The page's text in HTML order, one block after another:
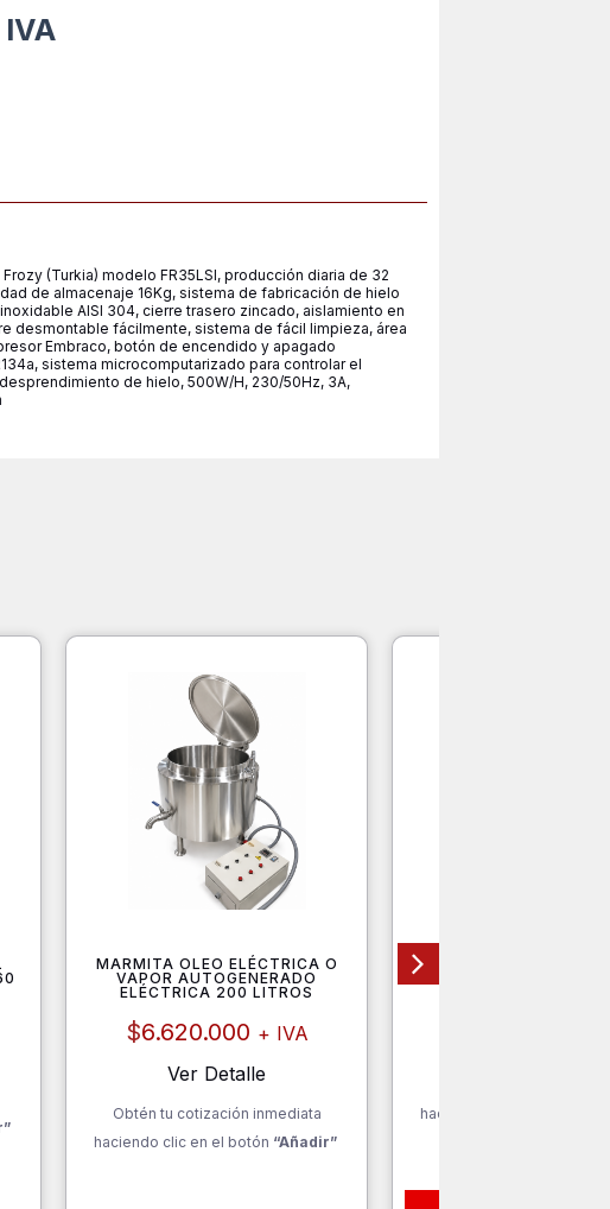
IVA
(Turkia) modelo FR35LSI, producción diaria de 32
de almacenaje 16Kg, sistema de fabricación de hielo
AISI 304, cierre trasero zincado, aislamiento en
desmontable fácilmente, sistema de fácil limpieza, área
Embraco, botón de encendido y apagado
sistema microcomputarizado para controlar el
de hielo, 500W/H, 230/50Hz, 3A,
MARMITA OLEO ELÉCTRICA O
VAPOR AUTOGENERADO
ELÉCTRICA 200 LITROS
$6.620.000 + IVA
Ver Detalle
Obtén tu cotización inmediata
haciendo clic en el botón “Añadir”
haciendo clic en el botón